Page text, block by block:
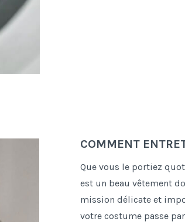
COMMENT
Que vous le portiez
est un beau vêtement
mission délicate et
votre costume passe